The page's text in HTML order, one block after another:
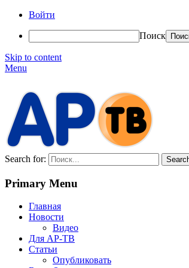
Войти
Поиск
Skip to content
Menu
Search for:
Primary Menu
Главная
Новости
Видео
Для АР-ТВ
Статьи
Опубликовать